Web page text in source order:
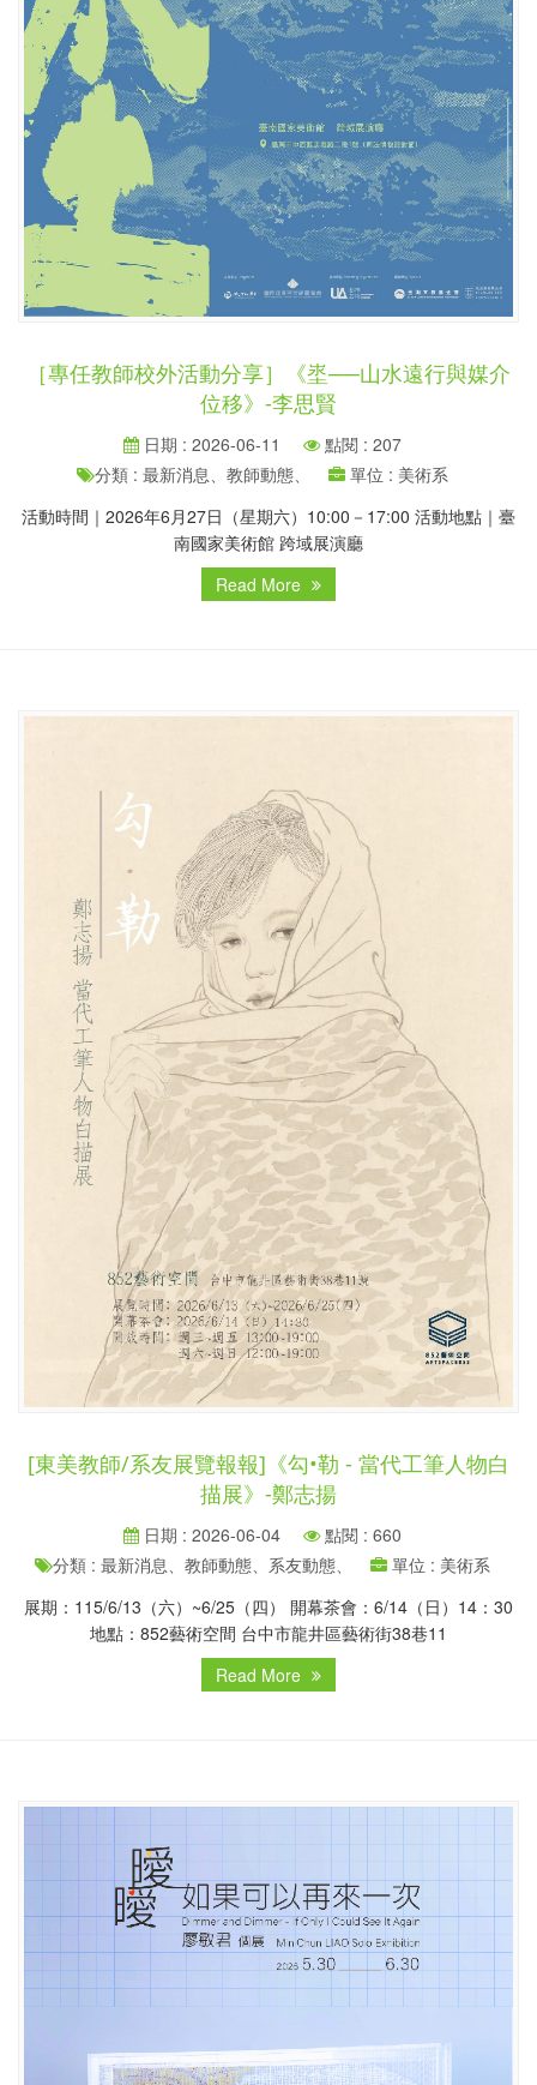
［專任教師校外活動分享］《埊──山水遠行與媒介
位移》-李思賢
日期 : 2026-06-11
點閱 : 207
分類 : 最新消息、教師動態、
單位 : 美術系
活動時間｜2026年6月27日（星期六）10:00－17:00 活動地點｜臺
南國家美術館 跨域展演廳
Read More
[東美教師/系友展覽報報]《勾•勒 - 當代工筆人物白
描展》-鄭志揚
日期 : 2026-06-04
點閱 : 660
分類 : 最新消息、教師動態、系友動態、
單位 : 美術系
展期：115/6/13（六）~6/25（四） 開幕茶會：6/14（日）14：30
地點：852藝術空間 台中市龍井區藝術街38巷11
Read More